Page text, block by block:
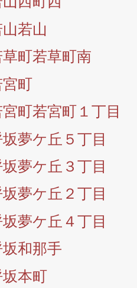
若山
町若草町南
町
町若宮町１丁目
夢ケ丘５丁目
夢ケ丘３丁目
夢ケ丘２丁目
夢ケ丘４丁目
和那手
本町